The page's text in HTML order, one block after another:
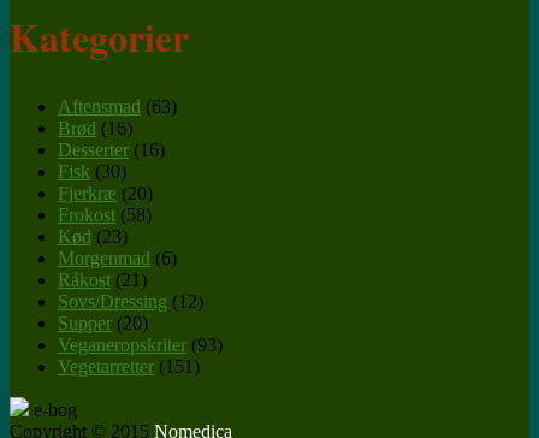
Kategorier
Aftensmad (63)
Brød (16)
Desserter (16)
Fisk (30)
Fjerkræ (20)
Frokost (58)
Kød (23)
Morgenmad (6)
Råkost (21)
Sovs/Dressing (12)
Supper (20)
Veganeropskriter (93)
Vegetarretter (151)
e-bog
Copyright © 2015 Nomedica